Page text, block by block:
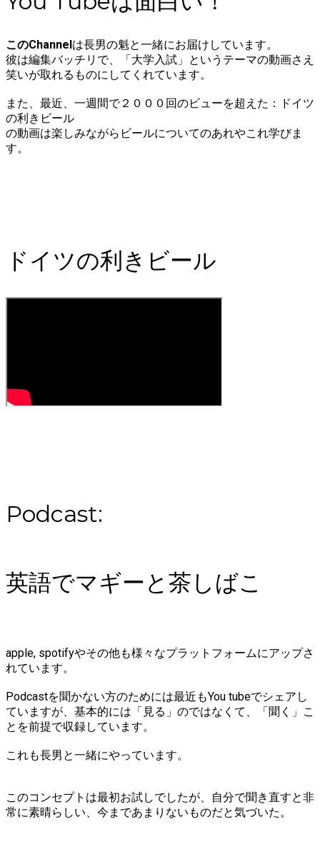
このChannelは長男の魁と一緒にお届けしています。
彼は編集バッチリで、「大学入試」というテーマの動画さえ
笑いが取れるものにしてくれています。
​また、最近、一週間で２０００回のビューを超えた：ドイツ
の利きビール
の動画は楽しみながらビールについてのあれやこれ学びま
す。
ドイツの利きビール
Podcast:
英語でマギーと茶しばこ
apple, spotifyやその他も様々なプラットフォームにアップさ
れています。
Podcastを聞かない方のためには最近もYou tubeでシェアし
ていますが、基本的には「見る」のではなくて、「聞く」こ
とを前提で収録しています。
これも長男と一緒にやっています。
このコンセプトは最初お試しでしたが、自分で聞き直すと非
常に素晴らしい、今まであまりないものだと気づいた。